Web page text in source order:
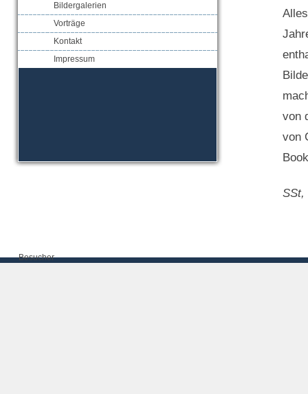
Bildergalerien
Vorträge
Kontakt
Impressum
von
von
SSt,
Besucher